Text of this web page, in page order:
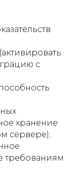
с
хранение
сервере);
требованиям